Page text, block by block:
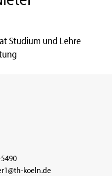
Studium und Lehre
koeln.de